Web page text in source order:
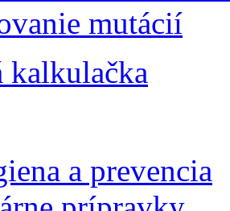
mutácií
kalkulačka
a prevencia